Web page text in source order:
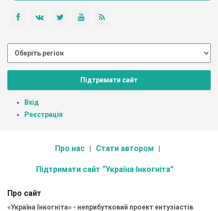
Підтримати сайт
Вхід
Реєстрація
Про нас Стати автором
Підтримати сайт “Україна Інкогніта”
Про сайт
«Україна Інкогніта» - неприбутковий проект ентузіастів